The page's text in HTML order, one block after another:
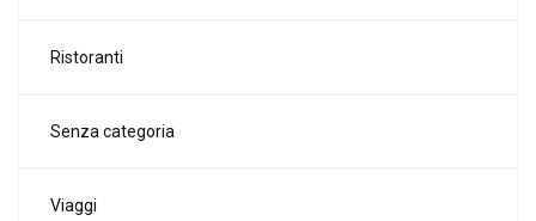
Ristoranti
Senza categoria
Viaggi